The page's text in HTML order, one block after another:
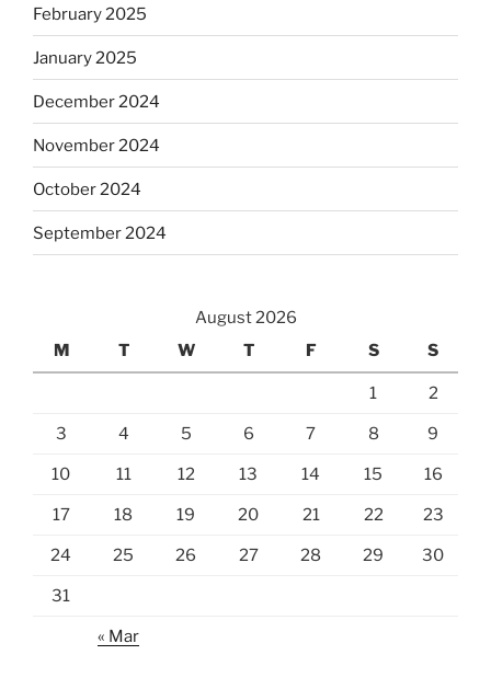
February 2025
January 2025
December 2024
November 2024
October 2024
September 2024
August 2026
M
T W T F S S
1 2
3 4 5 6 7 8 9
10 11 12 13 14 15 16
17 18 19 20 21 22 23
24 25 26 27 28 29 30
31
« Mar